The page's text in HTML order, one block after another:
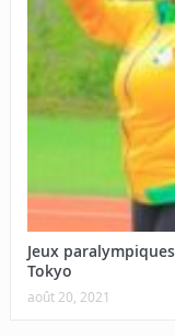
Jeux
Tokyo
août 20, 2021